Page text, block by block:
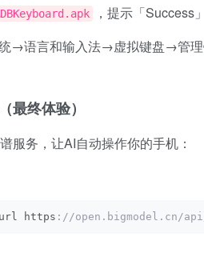
，提示「Success
→语言和输入法→虚拟键盘→管理
最终体验）
服务，让AI自动操作你的手机：
https ://open.bigmodel.cn/